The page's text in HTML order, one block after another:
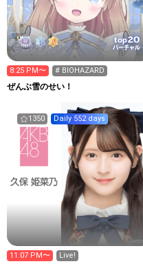
top20
バーチャル
8:25 PM〜 # BIOHAZARD
ぜんぶ雪のせい！
1350 Daily 552 days
11:07 PM〜 Live!